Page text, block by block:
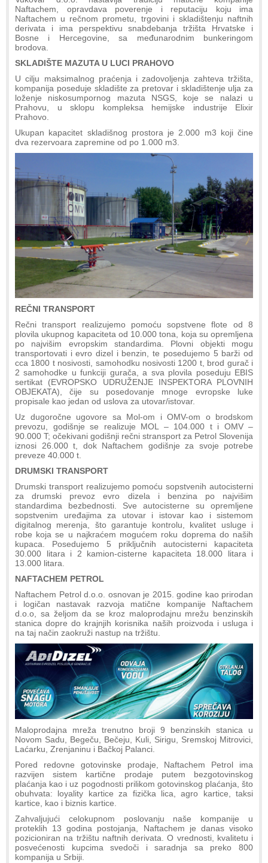
Naftachem, opravdava poverenje i reputaciju koju ima
Naftachem u rečnom prometu, trgovini i skladištenju naftnih
derivata i ima perspektivu snabdebanja tržišta Hrvatske i
Bosne i Hercegovine, sa međunarodnim bunkeringom
brodova.
SKLADIŠTE MAZUTA U LUCI PRAHOVO
U cilju maksimalnog praćenja i zadovoljenja zahteva tržišta,
kompanija poseduje skladište za pretovar i skladištenje ulja za
loženje niskosumpornog mazuta NSGS, koje se nalazi u
Prahovu, u sklopu kompleksa hemijske industrije Elixir
Prahovo.
Ukupan kapacitet skladišnog prostora je 2.000 m3 koji čine
dva rezervoara zapremine od po 1.000 m3.
REČNI TRANSPORT
Rečni transport realizujemo pomoću sopstvene flote od 8
plovila ukupnog kapaciteta od 10.000 tona, koja su opremljena
po najvišim evropskim standardima. Plovni objekti mogu
transportovati i evro dizel i benzin, te posedujemo 5 barži od
cca 1800 t nosivosti, samohodku nosivosti 1200 t, brod gurač i
2 samohodke u funkciji gurača, a sva plovila poseduju EBIS
sertikat (EVROPSKO UDRUŽENJE INSPEKTORA PLOVNIH
OBJEKATA), čije su posedovanje mnoge evropske luke
propisale kao jedan od uslova za utovar/istovar.
Uz dugoročne ugovore sa Mol-om i OMV-om o brodskom
prevozu, godišnje se realizuje MOL – 104.000 t i OMV –
90.000 T; očekivani godišnji rečni stransport za Petrol Slovenija
iznosi 26.000 t, dok Naftachem godišnje za svoje potrebe
preveze 40.000 t.
DRUMSKI TRANSPORT
Drumski transport realizujemo pomoću sopstvenih autocisterni
za drumski prevoz evro dizela i benzina po najvišim
standardima bezbednosti. Sve autocisterne su opremljene
sopstvenim uređajima za utovar i istovar kao i sistemom
digitalnog merenja, što garantuje kontrolu, kvalitet usluge i
robe koja se u najkraćem mogućem roku doprema do naših
kupaca. Posedujemo 5 priključnih autocisterni kapaciteta
30.000 litara i 2 kamion-cisterne kapaciteta 18.000 litara i
13.000 litara.
NAFTACHEM PETROL
Naftachem Petrol d.o.o. osnovan je 2015. godine kao prirodan
i logičan nastavak razvoja matične kompanije Naftachem
d.o.o, sa željom da se kroz maloprodajnu mrežu benzinskih
stanica dopre do krajnjih korisnika naših proizvoda i usluga i
na taj način zaokruži nastup na tržištu.
Maloprodajna mreža trenutno broji 9 benzinskih stanica u
Novom Sadu, Begeču, Bečeju, Kuli, Sirigu, Sremskoj Mitrovici,
Laćarku, Zrenjaninu i Bačkoj Palanci.
Pored redovne gotovinske prodaje, Naftachem Petrol ima
razvijen sistem kartične prodaje putem bezgotovinskog
plaćanja kao i uz pogodnosti prilikom gotovinskog plaćanja, što
obuhvata: loyality kartice za fizička lica, agro kartice, taksi
kartice, kao i biznis kartice.
Zahvaljujući celokupnom poslovanju naše kompanije u
proteklih 13 godina postojanja, Naftachem je danas visoko
pozicioniran na tržištu naftnih derivata. O vrednosti, kvalitetu i
posvećenosti kupcima svedoči i saradnja sa preko 800
kompanija u Srbiji.